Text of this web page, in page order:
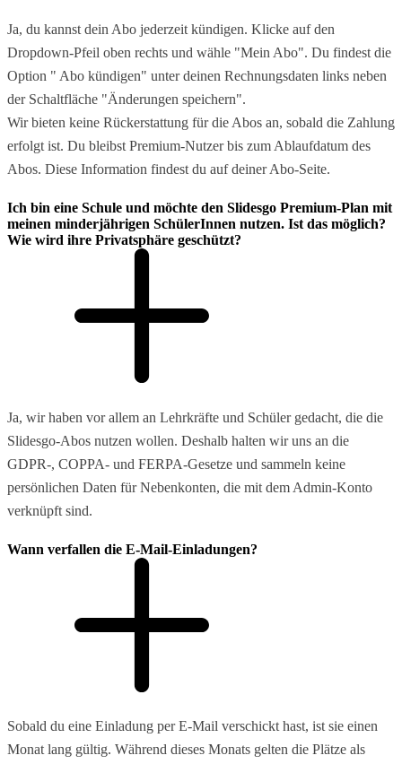
Ja, du kannst dein Abo jederzeit kündigen. Klicke auf den
Dropdown-Pfeil oben rechts und wähle "Mein Abo". Du findest die
Option " Abo kündigen" unter deinen Rechnungsdaten links neben
der Schaltfläche "Änderungen speichern".
Wir bieten keine Rückerstattung für die Abos an, sobald die Zahlung
erfolgt ist. Du bleibst Premium-Nutzer bis zum Ablaufdatum des
Abos. Diese Information findest du auf deiner Abo-Seite.
Ich bin eine Schule und möchte den Slidesgo Premium-Plan mit
meinen minderjährigen SchülerInnen nutzen. Ist das möglich?
Wie wird ihre Privatsphäre geschützt?
Ja, wir haben vor allem an Lehrkräfte und Schüler gedacht, die die
Slidesgo-Abos nutzen wollen. Deshalb halten wir uns an die
GDPR-, COPPA- und FERPA-Gesetze und sammeln keine
persönlichen Daten für Nebenkonten, die mit dem Admin-Konto
verknüpft sind.
Wann verfallen die E-Mail-Einladungen?
Sobald du eine Einladung per E-Mail verschickt hast, ist sie einen
Monat lang gültig. Während dieses Monats gelten die Plätze als